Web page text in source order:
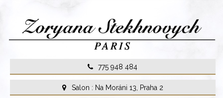
content
775 948 484
Salon : Na Moráni 13, Praha 2